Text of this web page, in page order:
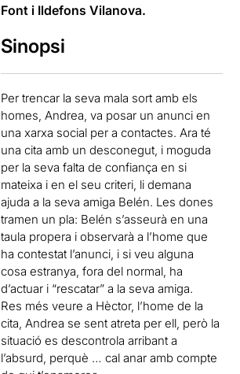
Font i Ildefons Vilanova.
Sinopsi
Per trencar la seva mala sort amb els
homes, Andrea, va posar un anunci en
una xarxa social per a contactes. Ara té
una cita amb un desconegut, i moguda
per la seva falta de confiança en si
mateixa i en el seu criteri, li demana
ajuda a la seva amiga Belén. Les dones
tramen un pla: Belén s’asseurà en una
taula propera i observarà a l’home que
ha contestat l’anunci, i si veu alguna
cosa estranya, fora del normal, ha
d’actuar i “rescatar” a la seva amiga.
Res més veure a Hèctor, l’home de la
cita, Andrea se sent atreta per ell, però la
situació es descontrola arribant a
l’absurd, perquè … cal anar amb compte